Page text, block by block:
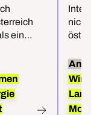
ein
Für
Kohle
nicht